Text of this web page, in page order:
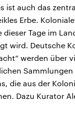
ist auch das
Erbe.
dieser Tage im
wird. Deutsche
werden über
Sammlungen
die aus der
Dazu Kurator